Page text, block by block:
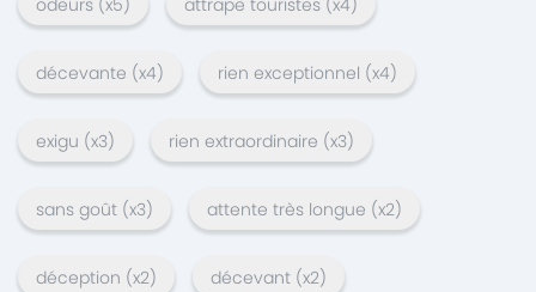
odeurs (x5) attrape touristes (x4)
décevante (x4) rien exceptionnel (x4)
exigu (x3) rien extraordinaire (x3)
sans goût (x3) attente très longue (x2)
déception (x2) décevant (x2)